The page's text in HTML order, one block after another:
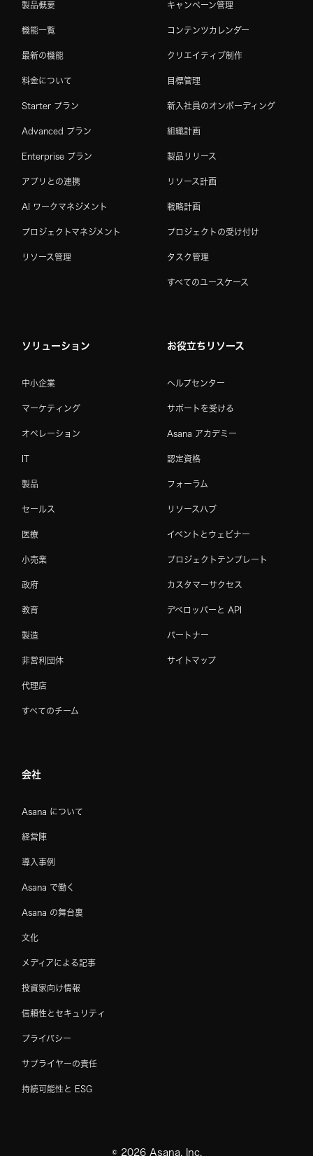
製品概要
機能一覧
最新の機能
料金について
Starter プラン
Advanced プラン
Enterprise プラン
アプリとの連携
AI ワークマネジメント
プロジェクトマネジメント
リソース管理
キャンペーン管理
コンテンツカレンダー
クリエイティブ制作
目標管理
新入社員のオンボーディング
組織計画
製品リリース
リソース計画
戦略計画
プロジェクトの受け付け
タスク管理
すべてのユースケース
ソリューション
中小企業
マーケティング
オペレーション
IT
製品
セールス
医療
小売業
政府
教育
製造
非営利団体
代理店
すべてのチーム
お役立ちリソース
ヘルプセンター
サポートを受ける
Asana アカデミー
認定資格
フォーラム
リソースハブ
イベントとウェビナー
プロジェクトテンプレート
カスタマーサクセス
デベロッパーと API
パートナー
サイトマップ
会社
Asana について
経営陣
導入事例
Asana で働く
Asana の舞台裏
文化
メディアによる記事
投資家向け情報
信頼性とセキュリティ
プライバシー
サプライヤーの責任
持続可能性と ESG
© 2026Asana, Inc.